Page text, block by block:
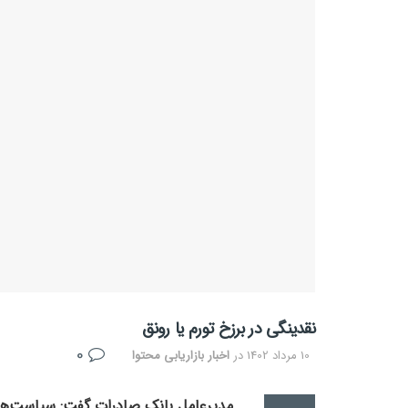
نقدینگی در برزخ تورم یا رونق
10 مرداد 1402 در اخبار بازاریابی محتوا